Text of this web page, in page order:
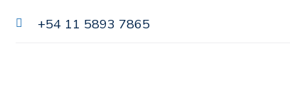
+54 11 5893 7865